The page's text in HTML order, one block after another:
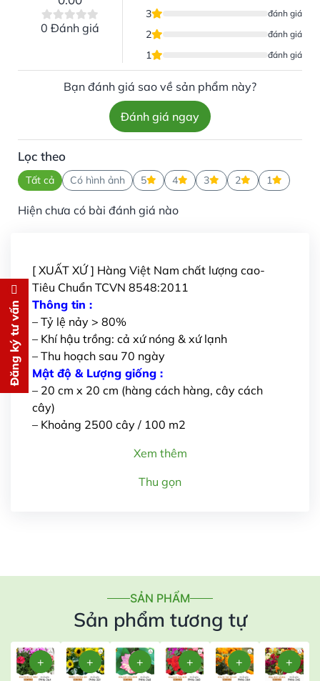
0 Đánh giá
3 đánh giá
2 đánh giá
1 đánh giá
Bạn đánh giá sao về sản phẩm này?
Đánh giá ngay
Lọc theo
Tất cả Có hình ảnh 5 4 3 2 1
Hiện chưa có bài đánh giá nào
[ XUẤT XỨ ] Hàng Việt Nam chất lượng cao-
Tiêu Chuẩn TCVN 8548:2011
Thông tin :
– Tỷ lệ nảy > 80%
– Khí hậu trồng: cả xứ nóng & xứ lạnh
– Thu hoạch sau 70 ngày
Mật độ & Lượng giống :
– 20 cm x 20 cm (hàng cách hàng, cây cách
cây)
– Khoảng 2500 cây / 100 m2
Xem thêm
Thu gọn
SẢN PHẨM
Sản phẩm tương tự
Đăng ký tư vấn Đăng ký tư vấn
Chúng tôi sẽ gọi lại tư vấn MIỄN
PHÍ
cho bạn ngay lập tức
Gửi thông tin